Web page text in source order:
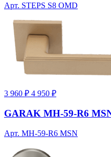
Арт. STEPS S8 OMD
3 960 ₽ 4 950 ₽
GARAK MH-59-R6
Арт. MH-59-R6 MSN